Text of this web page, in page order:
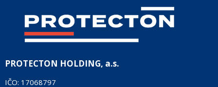
PROTECTON HOLDING, a.s.
IČO: 17068797